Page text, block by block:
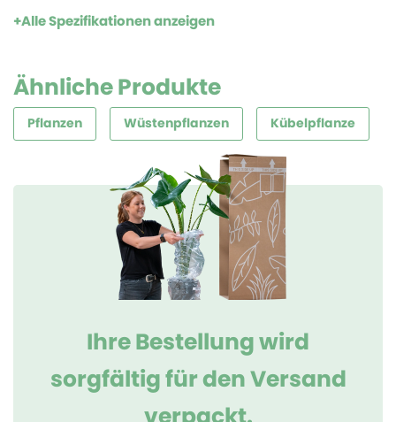
Alle Spezifikationen anzeigen
Ähnliche Produkte
Pflanzen Wüstenpflanzen Kübelpflanze
Ihre Bestellung wird
sorgfältig für den Versand